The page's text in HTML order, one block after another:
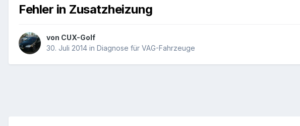
Fehler in Zusatzheizung
von CUX-Golf
30. Juli 2014 in Diagnose für VAG-Fahrzeuge